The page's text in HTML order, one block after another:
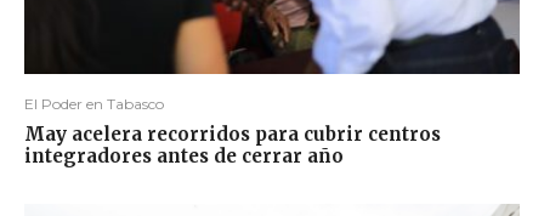
El Poder en Tabasco
May acelera recorridos para cubrir centros
integradores antes de cerrar año